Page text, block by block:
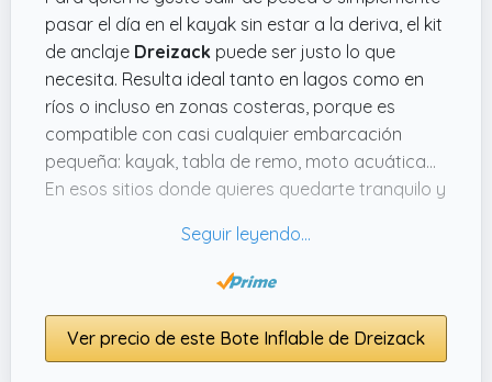
pasar el día en el kayak sin estar a la deriva, el kit
de anclaje Dreizack puede ser justo lo que
necesita. Resulta ideal tanto en lagos como en
ríos o incluso en zonas costeras, porque es
compatible con casi cualquier embarcación
pequeña: kayak, tabla de remo, moto acuática...
En esos sitios donde quieres quedarte tranquilo y
Lo que me flipa es que es plegable y se guarda
sin problema en la bolsa que incluye, así no
ocupa nada y evita que se te raye la tabla o el
Ver precio de este Bote Inflable de Dreizack